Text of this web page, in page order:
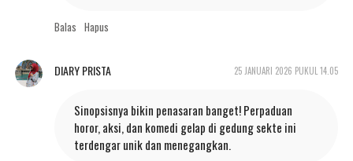
Balas Hapus
DIARY PRISTA 25 JANUARI 2026 PUKUL 14.05
Sinopsisnya bikin penasaran banget! Perpaduan
horor, aksi, dan komedi gelap di gedung sekte ini
terdengar unik dan menegangkan.